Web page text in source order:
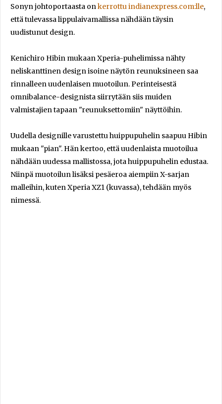
Sonyn johtoportaasta onkerrottu indianexpress.com:lle,
että tulevassa lippulaivamallissa nähdään täysin
uudistunut design.
Kenichiro Hibin mukaan Xperia-puhelimissa nähty
neliskanttinen design isoine näytön reunuksineen saa
rinnalleen uudenlaisen muotoilun. Perinteisestä
omnibalance-designista siirrytään siis muiden
valmistajien tapaan "reunuksettomiin" näyttöihin.
Uudella designille varustettu huippupuhelin saapuu Hibin
mukaan "pian". Hän kertoo, että uudenlaista muotoilua
nähdään uudessa mallistossa, jota huippupuhelin edustaa.
Niinpä muotoilun lisäksi pesäeroa aiempiin X-sarjan
malleihin, kuten Xperia XZ1 (kuvassa), tehdään myös
nimessä.